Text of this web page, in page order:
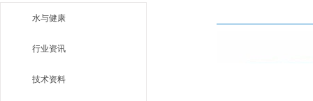
水与健康
行业资讯
技术资料